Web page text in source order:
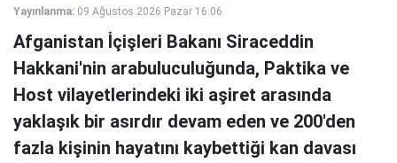
Yayınlanma: 09 Ağustos 2026 Pazar 16:06
Afganistan İçişleri Bakanı Siraceddin
Hakkani'nin arabuluculuğunda, Paktika ve
Host vilayetlerindeki iki aşiret arasında
yaklaşık bir asırdır devam eden ve 200'den
fazla kişinin hayatını kaybettiği kan davası